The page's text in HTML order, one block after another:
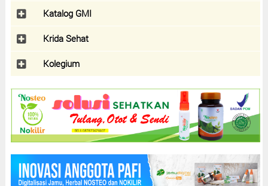
Katalog GMI
Krida Sehat
Kolegium